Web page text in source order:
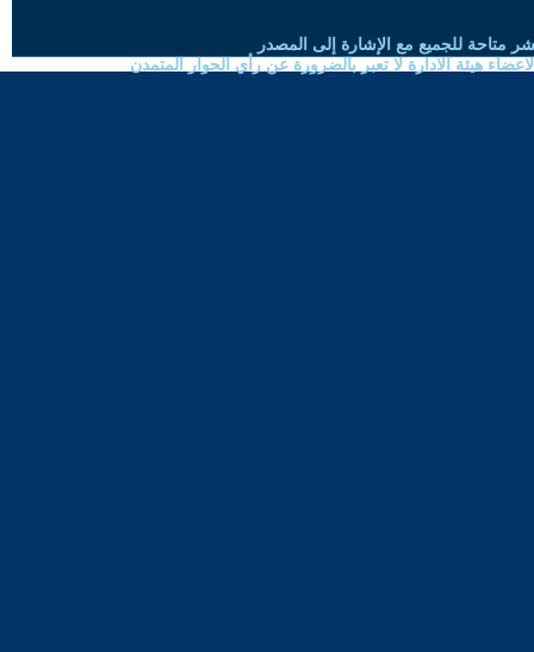
متاحة للجميع مع الإشارة إلى المصدر
هيئة الادارة لا تعبر بالضرورة عن رأي الحوار المتمدن